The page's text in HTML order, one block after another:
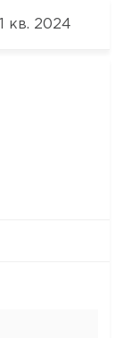
кв. 2024